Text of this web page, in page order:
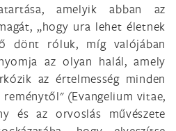
amelyik abban az
„hogy ura lehet életnek
dönt róluk, míg valójában
az olyan halál, amely
az értelmesség minden
(Evangelium vitae,
és az orvoslás művészete